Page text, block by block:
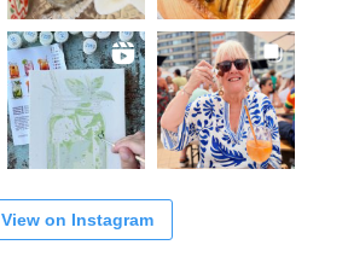
View on Instagram